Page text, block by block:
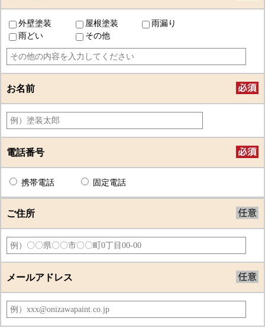
外壁塗装 屋根塗装
雨漏り
雨どい
その他
お名前
電話番号
携帯電話 固定電話
ご住所
メールアドレス